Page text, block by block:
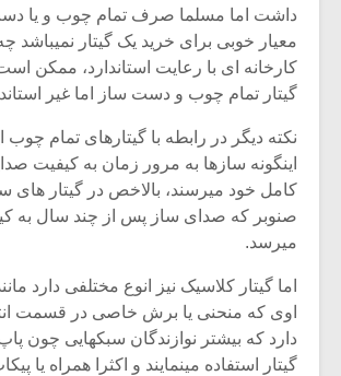
داشت اما مسلما صرف تمام چوب و یا
معیار خوبی برای خرید یک گیتار نمیباشد
کارخانه ای با رعایت استاندارد، ممکن
گیتار تمام چوب و دست ساز اما غیر
نکته دیگر در رابطه با گیتارهای تمام
اینگونه سازها به مرور زمان به کیفیت
کامل خود میرسند، بالاخص در گیتار های
صنوبر که صدای ساز پس از چند سال به
میرسد.
اما گیتار کلاسیک نیز انوع مختلفی دارد
اوی که منحنی یا برش خاصی در قسمت
دارد که بیشتر نوازندگان سبکهایی چون
گیتار استفاده مینمایند و اکثرا همراه یا
یادداشتی بر موسیقی
شیش و نیم»
اگر نمی توانی
مشهورترین باشی،